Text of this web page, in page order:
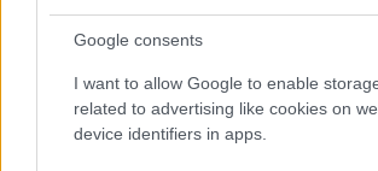
Google consents
I want to allow Google to enable
related to advertising like cookies on
device identifiers in apps.
Kíméletlenül visszavágtak az
rakétázása miatt